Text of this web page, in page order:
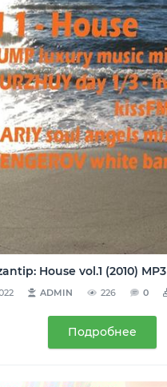
House vol.1 (2010) MP3
ADMIN 226 0
Подробнее